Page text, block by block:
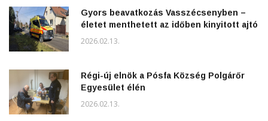
Gyors beavatkozás Vasszécsenyben –
életet menthetett az időben kinyitott ajtó
2026.02.13.
Régi-új elnök a Pósfa Község Polgárőr
Egyesület élén
2026.02.13.